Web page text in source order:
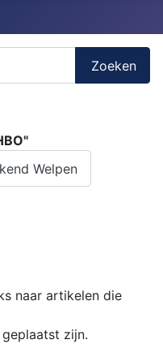
Zoeken
Welpen
naar artikelen die
zijn.